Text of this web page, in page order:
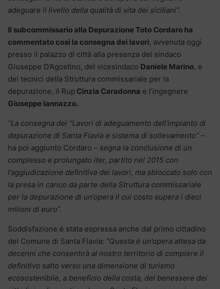
adeguare il livello della qualità di vita dei siciliani”.
Il subcommissario alla Depurazione Toto Cordaro ha
commentato così la consegna dei lavori, avvenuta oggi
presso il palazzo di città alla presenza del sindaco
Giuseppe D’Agostino, del vicesindaco Daniele Marino, e
dei tecnici della Struttura commissariale per la
depurazione, il Rup Cinzia Caradonna e l’ingegnere
Giuseppe Iannazzo.
“La consegna dei “Lavori di adeguamento dell’impianto di
depurazione di Santa Flavia e sistema di sollevamento” –
ha poi aggiunto Cordaro – segna la conclusione di un
complesso e prolungato iter, partito nel 2015 con
l’aggiudicazione definitiva dei lavori, ma sbloccato solo con
la presa in carico da parte della Struttura commissariale
per la depurazione di un’opera il cui costo supera i dieci
milioni di euro”.
Soddisfazione è stata espressa anche dal primo cittadino
del Comune di Santa Flavia: “Questa è un’opera attesa da
decenni che consentirà al nostro territorio di compiere il
definitivo salto verso una dimensione di turismo
ecosostenibile, a beneficio della costa, del benessere dei